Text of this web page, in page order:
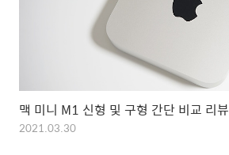
맥 미니 M1 신형 및 구형 간단 비교 리뷰
2021.03.30